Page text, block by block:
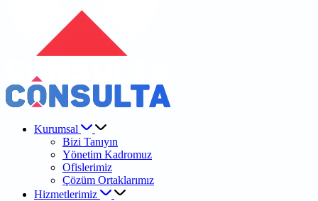
Kurumsal
Bizi Tanıyın
Yönetim Kadromuz
Ofislerimiz
Çözüm Ortaklarımız
Hizmetlerimiz